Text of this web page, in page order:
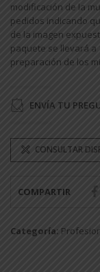
modificación de la
pedidos indicando
de la imagen
paquete se llevará a
preparación de los
ENVÍA TU
CONSULTAR
COMPARTIR
Categoría: